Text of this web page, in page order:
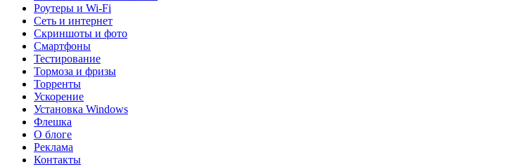
Роутеры и Wi-Fi
Сеть и интернет
Скриншоты и фото
Смартфоны
Тестирование
Тормоза и фризы
Торренты
Ускорение
Установка Windows
Флешка
О блоге
Реклама
Контакты